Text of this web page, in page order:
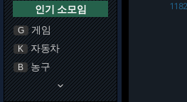
인기 소모임
G 게임
K 자동차
B 농구
keyboard_arrow_down